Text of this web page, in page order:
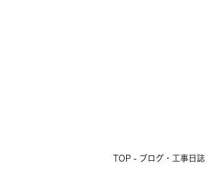
TOP - ブログ・工事日誌